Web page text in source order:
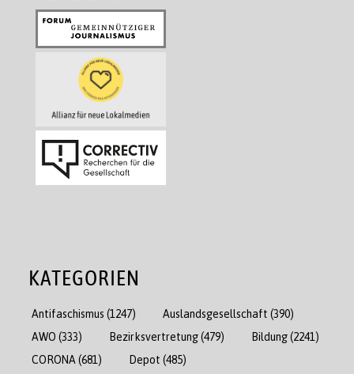
KATEGORIEN
Antifaschismus (1247) Auslandsgesellschaft (390)
AWO (333) Bezirksvertretung(479) Bildung(2241)
CORONA (681) Depot (485)